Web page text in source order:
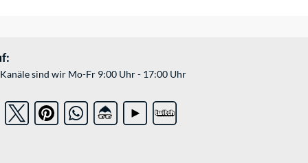
sind wir Mo-Fr 9:00 Uhr - 17:00 Uhr